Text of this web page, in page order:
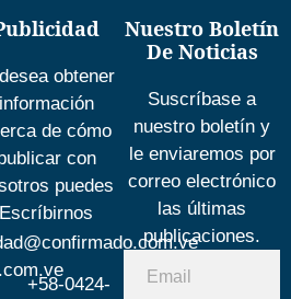
obtener
información
de cómo
con
puedes
Escríbirnos
+58-0424-
Nuestro Boletín
De Noticias
Suscríbase a
nuestro boletín y
le enviaremos por
correo electrónico
las últimas
publicaciones.